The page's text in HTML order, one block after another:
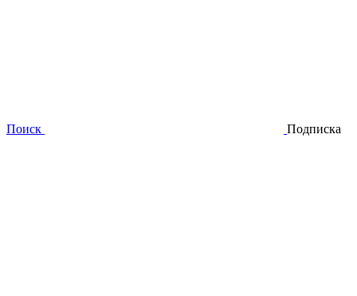
Поиск Подписка